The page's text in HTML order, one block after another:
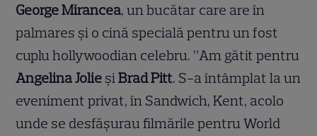
George Mirancea, un bucătar care are în
palmares și o cină specială pentru un fost
cuplu hollywoodian celebru. ”Am gătit pentru
Angelina Jolie șiBrad Pitt. S-a întâmplat la un
eveniment privat, în Sandwich, Kent, acolo
unde se desfășurau filmările pentru World